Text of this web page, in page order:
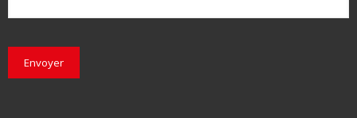
Envoyer